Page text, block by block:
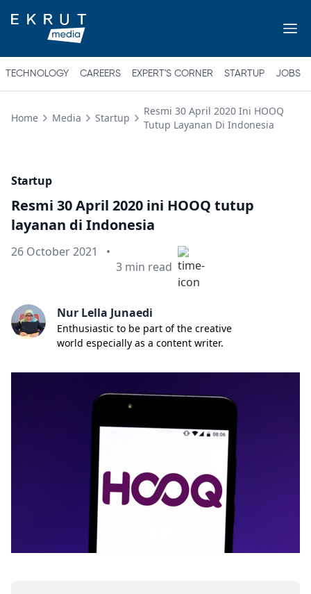
TECHNOLOGY CAREERS EXPERT'S CORNER STARTUP JOBS
Home Media Startup
Resmi 30 April 2020 Ini HOOQ
Tutup Layanan Di Indonesia
Startup
Resmi 30 April 2020 ini HOOQ tutup
layanan di Indonesia
Published on
26 October 2021
•
Min read
3 min read
Nur Lella Junaedi
Enthusiastic to be part of the creative
world especially as a content writer.